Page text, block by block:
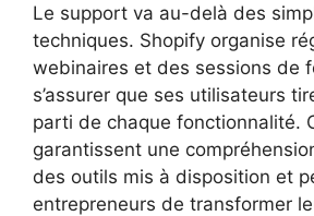
Le support va au-delà des
techniques. Shopify organise
webinaires et des sessions de
s’assurer que ses utilisateurs
parti de chaque fonctionnalité.
garantissent une
des outils mis à disposition et
entrepreneurs de transformer